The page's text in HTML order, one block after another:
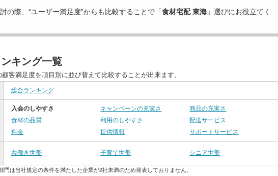
の際、“ユーザー満足度”からも比較することで「食材宅配 東海 」選びにお役立てく
キング一覧
客満足度を項目別に並び替えて比較することが出来ます。
総合ランキング
入会のしやすさ キャンペーンの充実さ
商品の充実さ
食材の品質
利用のしやすさ
配送サービス
料金
提供情報 サポートサービス
共働き世帯 子育て世帯 シニア世帯
は当社規定の条件を満たした企業が2社未満のため発表しておりません。